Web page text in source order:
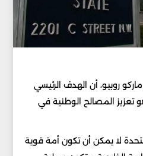
ماركو روبيو، أن الهدف الرئيسي
تعزيز المصالح الوطنية في
لا يمكن أن تكون أمة قوية